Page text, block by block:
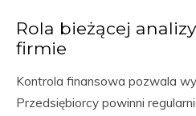
Rola bieżącej
firmie
Kontrola finansowa pozwala
Przedsiębiorcy powinni